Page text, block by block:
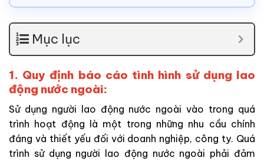
Mục lục
1. Quy định báo cáo tình hình sử dụng lao
động nước ngoài:
Sử dụng người lao động nước ngoài vào trong quá
trình hoạt động là một trong những nhu cầu chính
đáng và thiết yếu đối với doanh nghiệp, công ty. Quá
trình sử dụng người lao động nước ngoài phải đảm